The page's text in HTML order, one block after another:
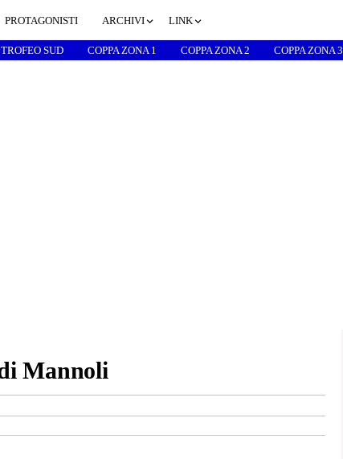
PROTAGONISTI ARCHIVI LINK
TROFEO SUD COPPA ZONA 1 COPPA ZONA 2 COPPA ZONA 3
Mannoli